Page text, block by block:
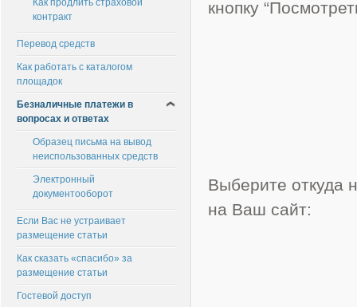
кнопку
Выберите откуда
на Ваш сайт:
Как продлить страховой
контракт
Перевод средств
Как работать с каталогом
площадок
Безналичные платежи в
вопросах и ответах
Образец письма на вывод
неиспользованных средств
Электронный
документооборот
Если Вас не устраивает
размещение статьи
Как сказать «спасибо» за
размещение статьи
Гостевой доступ